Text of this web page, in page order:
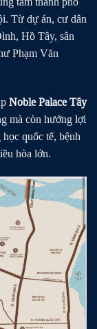
Từ dự án, cư dân
Hồ Tây, sân
Phạm Văn
Noble Palace Tây
mà còn hưởng lợi
quốc tế, bệnh
hòa lớn.